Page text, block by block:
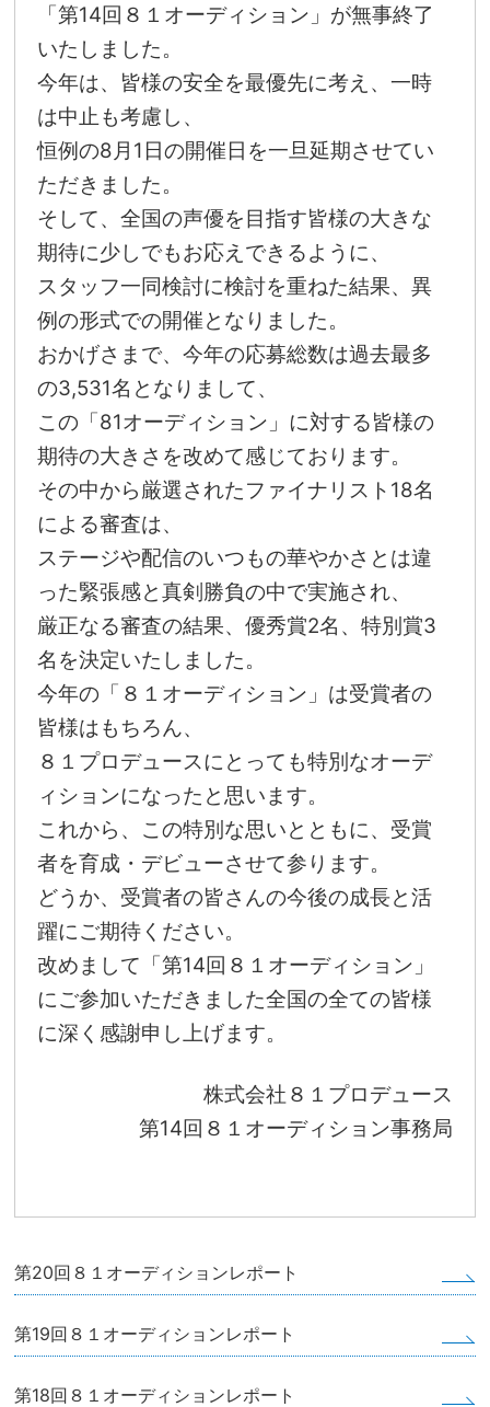
「第14回８１オーディション」が無事終了
いたしました。
今年は、皆様の安全を最優先に考え、一時
は中止も考慮し、
恒例の8月1日の開催日を一旦延期させてい
ただきました。
そして、全国の声優を目指す皆様の大きな
期待に少しでもお応えできるように、
スタッフ一同検討に検討を重ねた結果、異
例の形式での開催となりました。
おかげさまで、今年の応募総数は過去最多
の3,531名となりまして、
この「81オーディション」に対する皆様の
期待の大きさを改めて感じております。
その中から厳選されたファイナリスト18名
による審査は、
ステージや配信のいつもの華やかさとは違
った緊張感と真剣勝負の中で実施され、
厳正なる審査の結果、優秀賞2名、特別賞3
名を決定いたしました。
今年の「８１オーディション」は受賞者の
皆様はもちろん、
８１プロデュースにとっても特別なオーデ
ィションになったと思います。
これから、この特別な思いとともに、受賞
者を育成・デビューさせて参ります。
どうか、受賞者の皆さんの今後の成長と活
躍にご期待ください。
改めまして「第14回８１オーディション」
にご参加いただきました全国の全ての皆様
に深く感謝申し上げます。
株式会社８１プロデュース
第14回８１オーディション事務局
第20回８１オーディションレポート
第19回８１オーディションレポート
第18回８１オーディションレポート